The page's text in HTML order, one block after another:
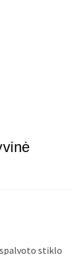
spalvoto stiklo